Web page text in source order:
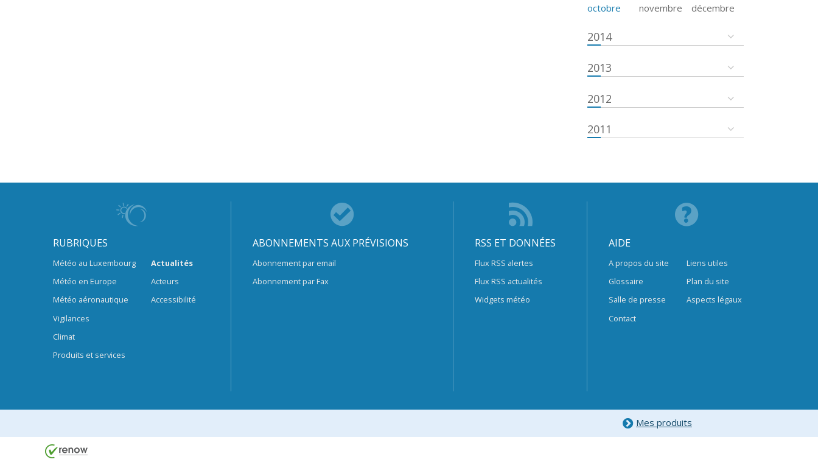
octobre
novembre décembre
2014
2013
2012
2011
RUBRIQUES
Météo au Luxembourg
Météo en Europe
Météo aéronautique
Vigilances
Climat
Produits et services
Actualités
Acteurs
Accessibilité
ABONNEMENTS AUX PRÉVISIONS
Abonnement par email
Abonnement par Fax
RSS ET DONNÉES
Flux RSS alertes
Flux RSS actualités
Widgets météo
AIDE
A propos du site
Glossaire
Salle de presse
Contact
Liens utiles
Plan du site
Aspects légaux
Mes produits